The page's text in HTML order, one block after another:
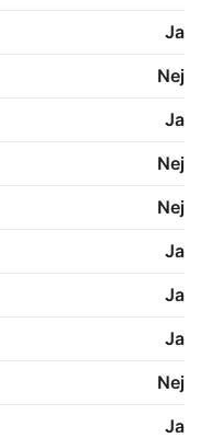
skrevet op til en
8 forventes at
November.
Ja
Nej
Ja
Nej
Nej
Ja
Ja
Ja
Nej
Ja